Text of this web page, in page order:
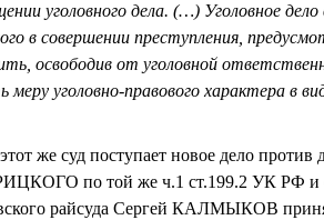
уголовного дела. (…) Уголовное
в совершении преступления,
освободив от уголовной
уголовно-правового характера в
же суд поступает новое дело
по той же ч.1 ст.199.2 УК РФ и
райсуда Сергей КАЛМЫКОВ